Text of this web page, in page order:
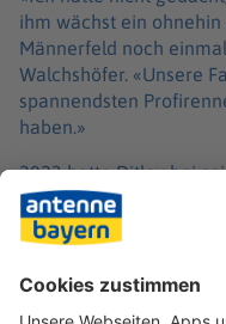
ihm wächst ein
Männerfeld noch
Walchshöfer. «Unsere
spannendsten
haben.»
2023 hatte Ditlev bei
Weltbestzeit von
Frodenos Rekord von
unterboten. Erster
später war Ditlev in